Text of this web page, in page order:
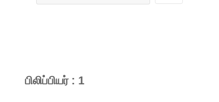
பிலிப்பியர் : 1